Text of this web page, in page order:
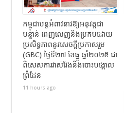
កម្ពុជាបន្តអំពាវនាវឱ្យអនុវត្តជា
បន្ទាន់ ពេញលេញនិងប្រកបដោយ
ប្រសិទ្ធភាពនូវសេចក្តីប្រកាសរួម
(GBC) ថ្ងៃទី២៧ ខែធ្នូ ឆ្នាំ២០២៥ ជា
ពិសេសការវាស់វែងនិងបោះបង្គោល
ព្រំដែន
11 hours ago